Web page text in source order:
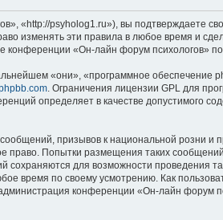
psyholog1.ru»), вы подтверждаете
изменять эти правила в любое время и
«Он-лайн форум психологов»
«они», «программное обеспечение
. Ограничения лицензии GPL для
определяет в качестве допустимого
призывов к национальной розни
Попытки размещения таких
для возможности проведения
время по своему усмотрению. Как
конференции «Он-лайн форум